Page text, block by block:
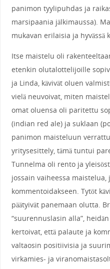
panimon tyylipuhdas ja
marsipaania jälkimaussa).
mukavan erilaisia ja hyvässä
Itse maistelu oli
etenkin olutalottelijoille
ja Linda, kävivät oluen
vielä neuvoivat, miten
omat oluensa oli paritettu
(indian red ale) ja suklaan
panimon maisteluun
yritysesittely, tämä tuntui
Tunnelma oli rento ja
jossain vaiheessa maistelua,
kommentoidakseen. Tytöt
päätyivät panemaan olutta.
“suurennuslasin alla”,
kertoivat, että palaute ja
valtaosin positiivisia ja
virkamies- ja